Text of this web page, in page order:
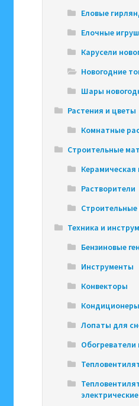
Еловые
Елочные
Карусели
Новогодние
Шары
Растения и цветы
Комнатные
Строительные
Керамическая
Растворители
Техника и
Бензиновые
Инструменты
Конвекторы
Лопаты для
электрические